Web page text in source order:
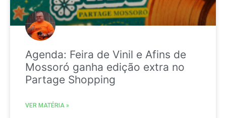
Agenda: Feira de Vinil e Afins de
Mossoró ganha edição extra no
Partage Shopping
VER MATÉRIA »